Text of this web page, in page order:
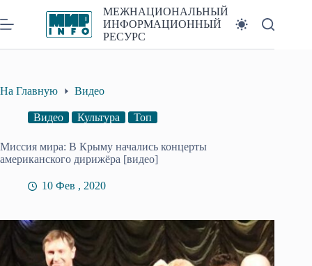
к
сути
МЕЖНАЦИОНАЛЬНЫЙ
ИНФОРМАЦИОННЫЙ
РЕСУРС
На Главную Видео
Видео Культура Топ
Миссия мира: В Крыму начались концерты
американского дирижёра [видео]
10 Фев , 2020